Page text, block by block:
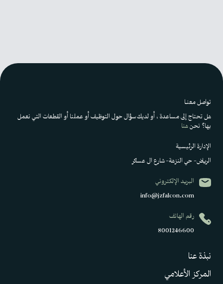
الإدارة الرئيسية
الرياض– حي النزهة– شارع ال عساكر
تواصل معنـا
هل تحتاج إلى مساعدة ، أو لديك سؤال حول التوظيف أو عملنا أو القطعات التي نعمل
بها؟ نحنهنا
نبذة عنا
المركز الأعلامي
البريد الإلكتروني
info@jzfalcon.com
رقم الهاتف
8001246600